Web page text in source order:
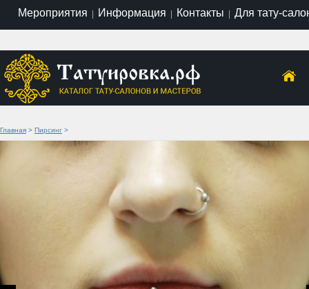
Мероприятия | Информация | Контакты | Для тату-
Главная > Пирсинг >